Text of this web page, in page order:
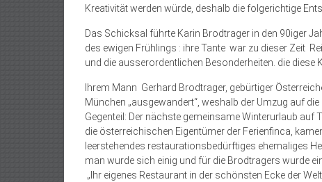
Kreativität werden würde, deshalb die folgerichtige
Das Schicksal führte Karin Brodtrager in den 90iger
des ewigen Frühlings : ihre Tante war zu dieser Zeit
und die ausserordentlichen Besonderheiten. die diese
Ihrem Mann Gerhard Brodtrager, gebürtiger
München „ausgewandert“, weshalb der Umzug auf
Gegenteil: Der nächste gemeinsame Winterurlaub
die österreichischen Eigentümer der Ferienfinca,
leerstehendes restaurationsbedürftiges ehemaliges
man wurde sich einig und für die Brodtragers wurde
„Ihr eigenes Restaurant in der schönsten Ecke der